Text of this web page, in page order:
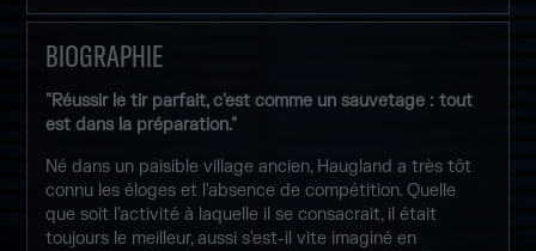
BIOGRAPHIE
"Réussir le tir parfait, c'est comme un sauvetage : tout
est dans la préparation."
Né dans un paisible village ancien, Haugland a très tôt
connu les éloges et l'absence de compétition. Quelle
que soit l'activité à laquelle il se consacrait, il était
toujours le meilleur, aussi s'est-il vite imaginé en